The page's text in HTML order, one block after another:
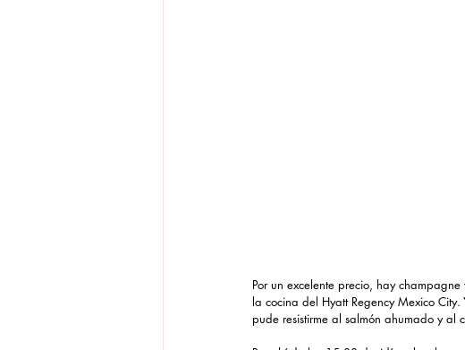
Por un excelente precio, hay
la cocina del Hyatt Regency Mexico
pude resistirme al salmón ahumado y al